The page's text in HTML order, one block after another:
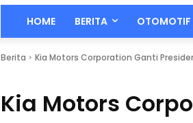
HOME BERITA OTOMOTIF
Berita Kia Motors Corporation Ganti
Kia Motors